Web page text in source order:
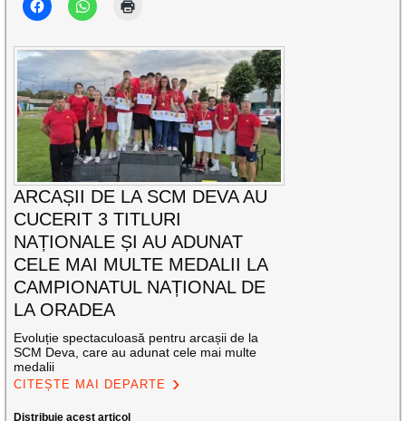
ARCAȘII DE LA SCM DEVA AU
CUCERIT 3 TITLURI
NAȚIONALE ȘI AU ADUNAT
CELE MAI MULTE MEDALII LA
CAMPIONATUL NAȚIONAL DE
LA ORADEA
Evoluție spectaculoasă pentru arcașii de la
SCM Deva, care au adunat cele mai multe
medalii
CITEȘTE MAI DEPARTE
Distribuie acest articol